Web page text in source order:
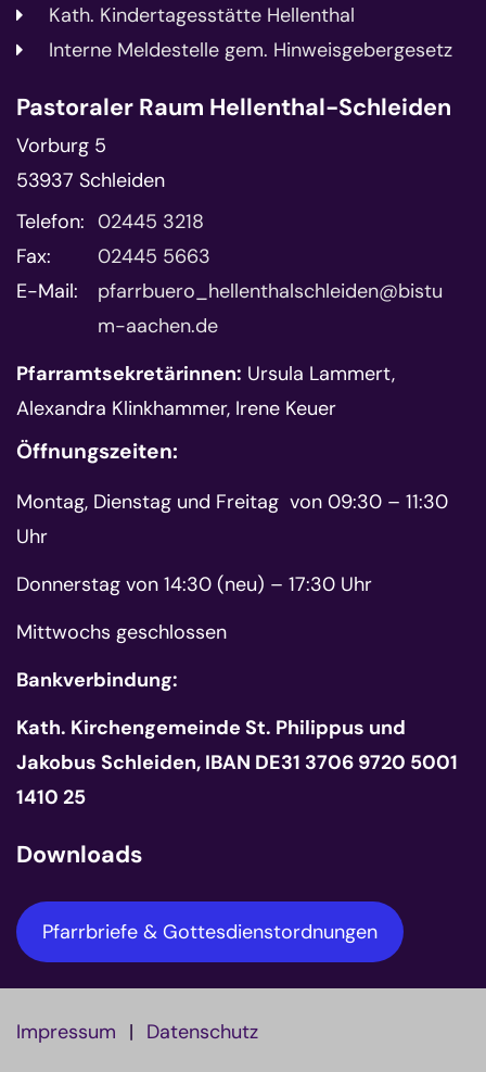
Kath. Kindertagesstätte Hellenthal
Interne Meldestelle gem. Hinweisgebergesetz
Pastoraler Raum Hellenthal-Schleiden
Vorburg 5
53937 Schleiden
Telefon: 02445 3218
Fax:
02445 5663
E-Mail:
pfarrbuero_hellenthalschleiden@bistu
m-aachen.de
Pfarramtsekretärinnen: Ursula Lammert,
Alexandra Klinkhammer, Irene Keuer
Öffnungszeiten:
Montag, Dienstag und Freitag von 09:30 – 11:30
Uhr
Donnerstag von 14:30 (neu) – 17:30 Uhr
Mittwochs geschlossen
Bankverbindung:
Kath. Kirchengemeinde St. Philippus und
Jakobus Schleiden, IBAN DE31 3706 9720 5001
1410 25
Downloads
Pfarrbriefe & Gottesdienstordnungen
Impressum Datenschutz